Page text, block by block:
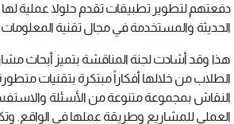
دفعتهم لتطوير تطبيقات تقدم حلولا عملية لها
الحديثة والمستخدمة في مجال تقنية المعلومات
هذا وقد أشادت لجنة المناقشة بتميز أبحاث
الطلاب من خلالها أفكاراً مبتكرة بتقنيات
النقاش بمجموعة متنوعة من الأسئلة
العملي للمشاريع وطريقة عملها في الواقع.